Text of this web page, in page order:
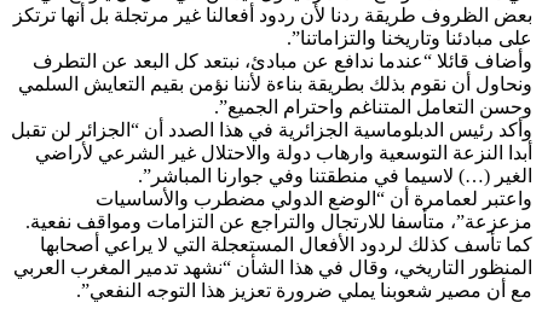
بعض الظروف طريقة ردنا لأن ردود أفعالنا غير مرتجلة بل أنها ترتكز
على مبادئنا وتاريخنا والتزاماتنا”.
وأضاف قائلا “عندما ندافع عن مبادئ، نبتعد كل البعد عن التطرف
ونحاول أن نقوم بذلك بطريقة بناءة لأننا نؤمن بقيم التعايش السلمي
وحسن التعامل المتناغم واحترام الجميع”.
وأكد رئيس الدبلوماسية الجزائرية في هذا الصدد أن “الجزائر لن تقبل
أبدا النزعة التوسعية وارهاب دولة والاحتلال غير الشرعي لأراضي
الغير (…) لاسيما في منطقتنا وفي جوارنا المباشر”.
واعتبر لعمامرة أن “الوضع الدولي مضطرب والأساسيات
مزعزعة”، متأسفا للارتجال والتراجع عن التزامات ومواقف نفعية.
كما تأسف كذلك لردود الأفعال المستعجلة التي لا يراعي أصحابها
المنظور التاريخي، وقال في هذا الشأن “نشهد تدمير المغرب العربي
مع أن مصير شعوبنا يملي ضرورة تعزيز هذا التوجه النفعي”.